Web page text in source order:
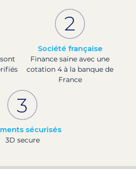
Société française
Finance saine avec une
cotation 4 à la banque de
France
sécurisés
3D secure